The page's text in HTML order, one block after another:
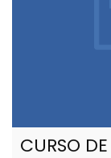
CURSO